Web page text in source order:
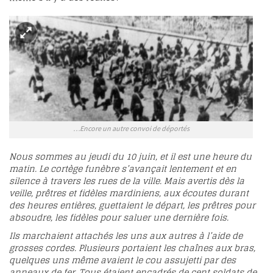
…Encore un autre convoi de déportés
Nous sommes au jeudi du 10 juin, et il est une heure du
matin. Le cortège funèbre s’avançait lentement et en
silence à travers les rues de la ville. Mais avertis dès la
veille, prêtres et fidèles mardiniens, aux écoutes durant
des heures entières, guettaient le départ, les prêtres pour
absoudre, les fidèles pour saluer une dernière fois.
Ils marchaient attachés les uns aux autres à l’aide de
grosses cordes. Plusieurs portaient les chaînes aux bras,
quelques uns même avaient le cou assujetti par des